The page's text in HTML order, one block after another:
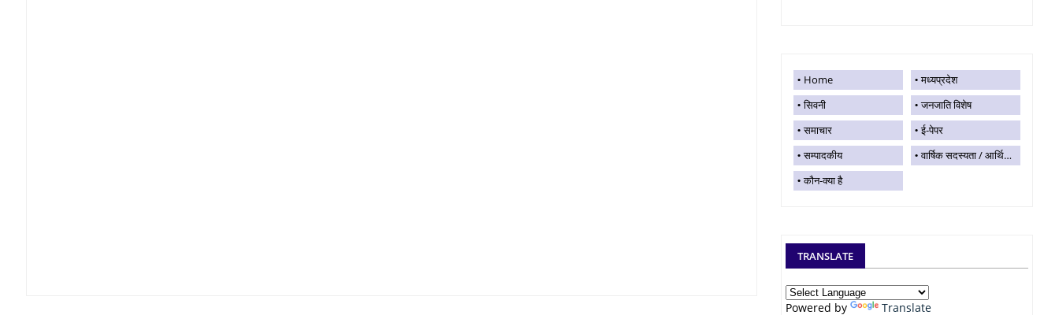
Home
मध्यप्रदेश
सिवनी
जनजाति विशेष
समाचार
ई-पेपर
सम्पादकीय
वार्षिक सदस्यता / आर्थिक सहयोग
कौन-क्या है
TRANSLATE
Powered by Translate